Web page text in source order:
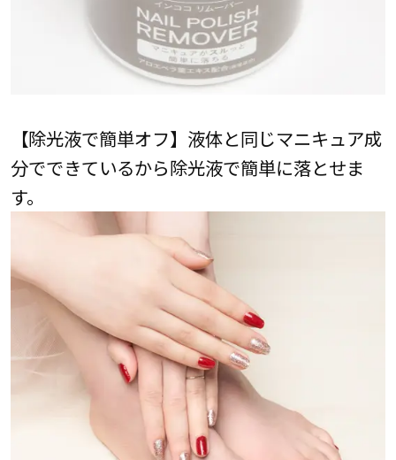
【除光液で簡単オフ】液体と同じマニキュア成
分でできているから除光液で簡単に落とせま
す。